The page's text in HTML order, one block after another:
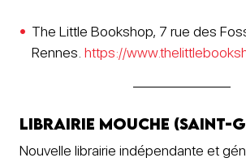
The Little Bookshop, 7 rue des
Rennes. https://
Librairie Mouche (Saint-
Nouvelle librairie indépendante et